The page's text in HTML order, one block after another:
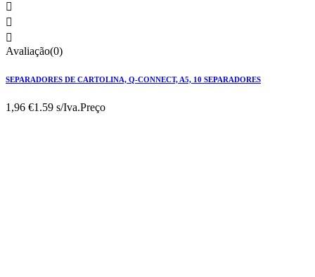



Avaliação(0)
SEPARADORES DE CARTOLINA, Q-CONNECT, A5, 10 SEPARADORES
1,96 €1.59 s/Iva.Preço